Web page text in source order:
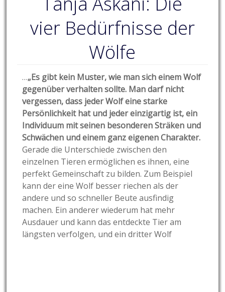
vier Bedürfnisse der
Wölfe
…„Es gibt kein Muster, wie man sich einem Wolf
gegenüber verhalten sollte. Man darf nicht
vergessen, dass jeder Wolf eine starke
Persönlichkeit hat und jeder einzigartig ist, ein
Individuum mit seinen besonderen Sträken und
Schwächen und einem ganz eigenen Charakter.
Gerade die Unterschiede zwischen den
einzelnen Tieren ermöglichen es ihnen, eine
perfekt Gemeinschaft zu bilden. Zum Beispiel
kann der eine Wolf besser riechen als der
andere und so schneller Beute ausfindig
machen. Ein anderer wiederum hat mehr
Ausdauer und kann das entdeckte Tier am
längsten verfolgen, und ein dritter Wolf